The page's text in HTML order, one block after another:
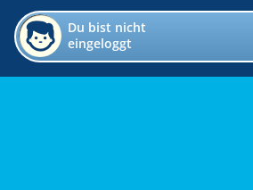
Du bist nicht
eingeloggt